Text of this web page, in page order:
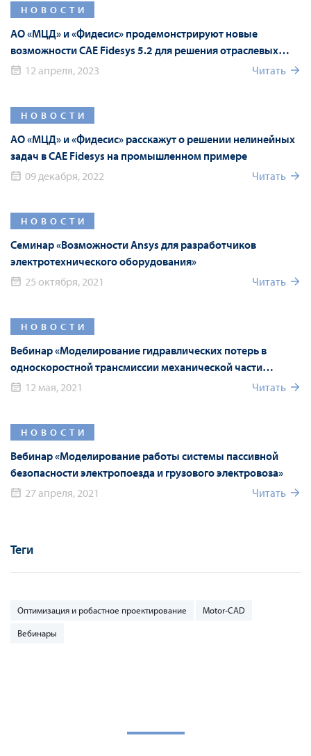
НОВОСТИ
АО «МЦД» и «Фидесис» продемонстрируют новые
возможности CAE Fidesys 5.2 для решения отраслевых
задач12 апреля, 2023 Читать
НОВОСТИ
АО «МЦД» и «Фидесис» расскажут о решении нелинейных
задач в CAE Fidesys на промышленном примере
09 декабря, 2022
Читать
НОВОСТИ
Семинар «Возможности Ansys для разработчиков
электротехнического оборудования»
25 октября, 2021
Читать
НОВОСТИ
Вебинар «Моделирование гидравлических потерь в
односкоростной трансмиссии механической части
электропривода с помощью Particleworks»
12 мая, 2021 Читать
НОВОСТИ
Вебинар «Моделирование работы системы пассивной
безопасности электропоезда и грузового электровоза»
27 апреля, 2021
Читать
Теги
Оптимизация и робастное проектирование Motor-CAD
Вебинары